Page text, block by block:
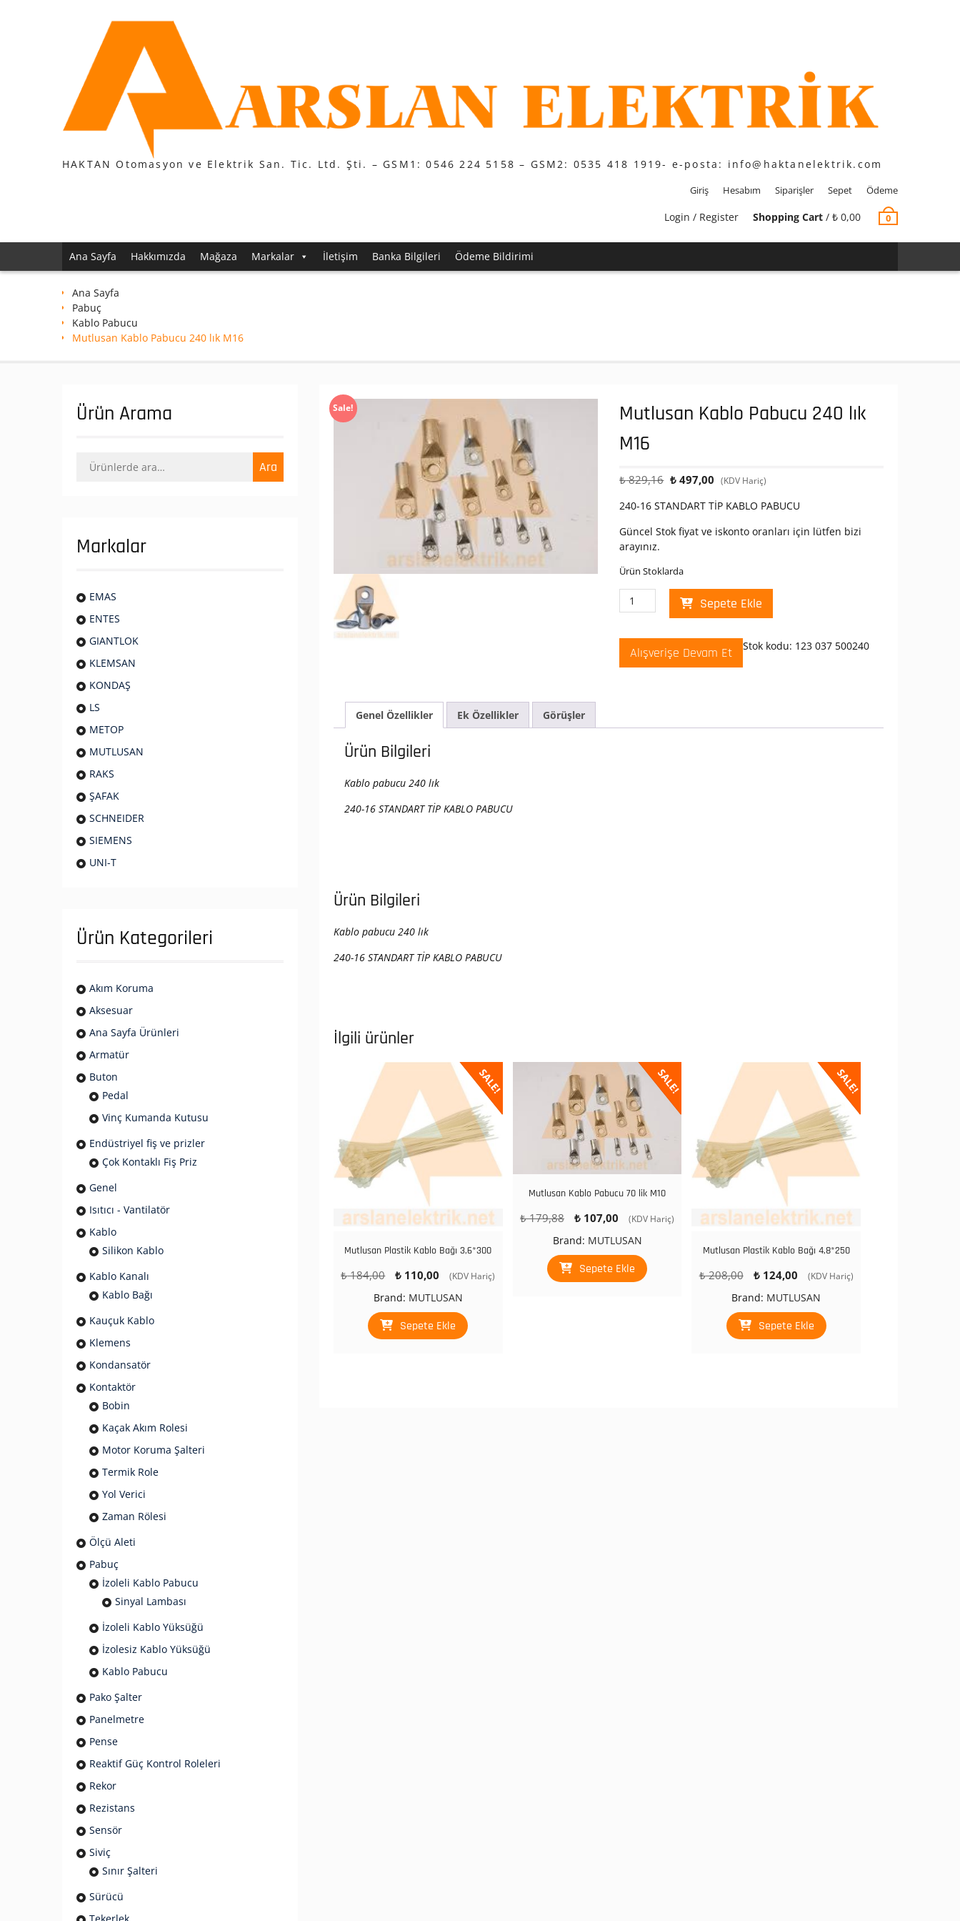
HAKTAN Otomasyon ve Elektrik San. Tic. Ltd. Şti. – GSM1: 0546 224 5158 – GSM2: 0535 418 1919- e-posta: info@haktanelektrik.com
Giriş Hesabım Siparişler Sepet Ödeme
Login / Register Shopping Cart / ₺ 0,00 0
Ana Sayfa Hakkımızda Mağaza Markalar İletişim Banka Bilgileri Ödeme Bildirimi
Ana Sayfa
Pabuç
Kablo Pabucu
Mutlusan Kablo Pabucu 240 lık M16
Sale!
Mutlusan Kablo Pabucu 240 lık
M16
₺829,16 Orijinal
₺ 829,16.
₺ 497,00 Şu
fiyat:
₺ 497,00.
(KDV Hariç)
240-16 STANDART TİP KABLO PABUCU
Güncel Stok fiyat ve iskonto oranları için lütfen bizi
arayınız.
Ürün Stoklarda
Mutlusan
Kablo
240
M16
Sepete Ekle
Alışverişe Devam Et Stok kodu: 123 037 500240
Genel Özellikler Ek Özellikler Görüşler
Ürün Bilgileri
Kablo pabucu 240 lık
240-16 STANDART TİP KABLO PABUCU
Ürün Bilgileri
Kablo pabucu 240 lık
240-16 STANDART TİP KABLO PABUCU
İlgili ürünler
SALE!
Mutlusan Plastik Kablo Bağı 3,6*300
₺184,00
Orijinal
fiyat:
₺ 184,00.
₺ 110,00
Şu
fiyat:
₺ 110,00.
(KDV Hariç)
Brand: MUTLUSAN
Sepete Ekle
SALE!
Mutlusan Kablo Pabucu 70 lik M10
₺179,88
Orijinal
fiyat:
₺ 179,88.
₺ 107,00
Şu
fiyat:
₺ 107,00.
(KDV Hariç)
Brand: MUTLUSAN
Sepete Ekle
SALE!
Mutlusan Plastik Kablo Bağı 4,8*250
₺208,00
Orijinal
fiyat:
₺ 208,00.
₺124,00
Şu
fiyat:
₺ 124,00.
(KDV Hariç)
Brand: MUTLUSAN
Sepete Ekle
Ürün Arama
Ara: Ara
Markalar
EMAS
ENTES
GIANTLOK
KLEMSAN
KONDAŞ
LS
METOP
MUTLUSAN
RAKS
ŞAFAK
SCHNEIDER
SIEMENS
UNI-T
Ürün Kategorileri
Akım Koruma
Aksesuar
Ana Sayfa Ürünleri
Armatür
Buton
Pedal
Vinç Kumanda Kutusu
Endüstriyel fiş ve prizler
Çok Kontaklı Fiş Priz
Genel
Isıtıcı - Vantilatör
Kablo
Silikon Kablo
Kablo Kanalı
Kablo Bağı
Kauçuk Kablo
Klemens
Kondansatör
Kontaktör
Bobin
Kaçak Akım Rolesi
Motor Koruma Şalteri
Termik Role
Yol Verici
Zaman Rölesi
Ölçü Aleti
Pabuç
İzoleli Kablo Pabucu
Sinyal Lambası
İzoleli Kablo Yüksüğü
İzolesiz Kablo Yüksüğü
Kablo Pabucu
Pako Şalter
Panelmetre
Pense
Reaktif Güç Kontrol Roleleri
Rekor
Rezistans
Sensör
Siviç
Sınır Şalteri
Sürücü